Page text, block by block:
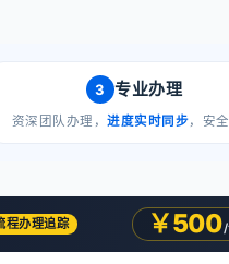
3 专业办理
资深团队办理， 进度实时同步，安
程办理追踪 ￥500